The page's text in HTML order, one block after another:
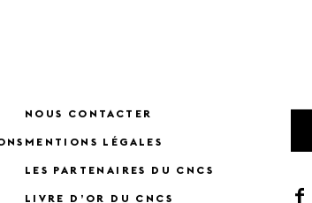
NOUS CONTACTER
MENTIONS LÉGALES
LES PARTENAIRES DU CNCS
LIVRE D’OR DU CNCS